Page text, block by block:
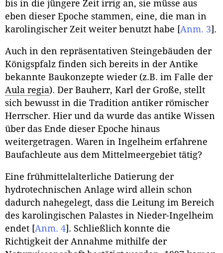
bis in die jüngere Zeit irrig an, sie müsse aus
eben dieser Epoche stammen, eine, die man in
karolingischer Zeit weiter benutzt habe [Anm. 3] .
Auch in den repräsentativen Steingebäuden der
Königspfalz finden sich bereits in der Antike
bekannte Baukonzepte wieder (z.B. im Falle der
Aula regia). Der Bauherr, Karl der Große, stellt
sich bewusst in die Tradition antiker römischer
Herrscher. Hier und da wurde das antike Wissen
über das Ende dieser Epoche hinaus
weitergetragen. Waren in Ingelheim erfahrene
Baufachleute aus dem Mittelmeergebiet tätig?
Eine frühmittelalterliche Datierung der
hydrotechnischen Anlage wird allein schon
dadurch nahegelegt, dass die Leitung im Bereich
des karolingischen Palastes in Nieder-Ingelheim
endet [Anm. 4] . Schließlich konnte die
Richtigkeit der Annahme mithilfe der